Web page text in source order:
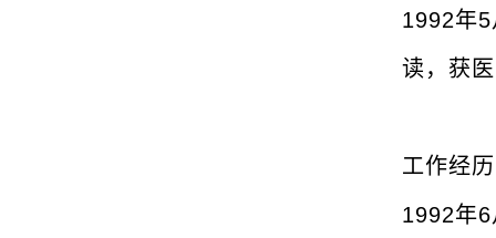
1992年5
读，获
工作经历
1992年6